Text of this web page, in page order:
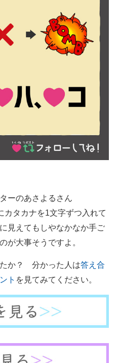
ーのあさよるさん
カタカナを1文字ずつ入れて
見えてもしやなかなか手ご
大事そうですよ。
か？ 分かった人は答え合
ト を見てみてください。